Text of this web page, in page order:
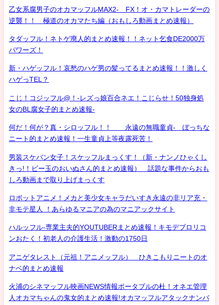
乙女系腐男子のオカマッフルMAX2- FX！オ・カマトレーダーの
逆襲！！ 極道のオカマたち編（おもしろ動画まとめ速報）
タダッフル！ネトゲ廃人的まとめ速報！！ネット乞食DE2000万
パワーズ！
新・ハゲッフル！哀愁のハゲ男の髪ってるまとめ速報！！激しく
ハゲっTEL？
こじ！コジッフル@！-レズっ娘百合ネエ！こじらせ！50独身処
女のBL腐女子的まとめ速報-
何だ！何が？真・シロッフル！！ 永遠の無職童貞- ぼっちな
ニート的まとめ速報！一生童貞上等夜露死苦！
男装スケバン女子！スケッフルまっくす！（新・ナンノひゃくし
きっ!！ビー玉のおいぬさん的まとめ速報） 話題な事件からおも
しろ動画まで取り上げまっくす
ロボットアニメ！メカと美少女キャラだいすき永遠の非リア充・
非モテ星人 ！あらゆるマニアの為のマニアックサイト
ハルッフル-専業主夫的YOUTUBERまとめ速報！キモデブロリコ
ンおたく！初老人の介護生活！激動の1750日
アニゲタレスト（元祖！アニメッフル） ひきこもりニートのオ
ナベ的まとめ速報
火浦のシネマッフル映画NEWS情報ポータブルの杜！オネエ管理
人オカマちゃんの鬼女的まとめ速報!オカマッフルアタックナンバ